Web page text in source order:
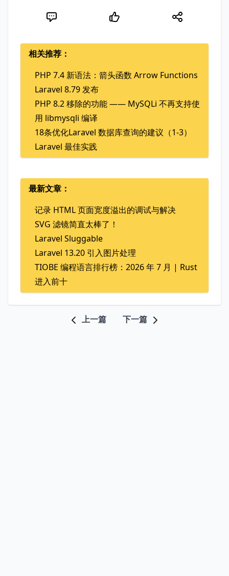
相关推荐：
PHP 7.4 新语法：箭头函数 Arrow Functions
Laravel 8.79 发布
PHP 8.2 移除的功能 —— MySQLi 不再支持使
用 libmysqli 编译
18条优化Laravel 数据库查询的建议（1-3）
Laravel 最佳实践
最新文章：
记录 HTML 页面宽度溢出的调试与解决
SVG 滤镜简直太棒了！
Laravel Sluggable
Laravel 13.20 引入图片处理
TIOBE 编程语言排行榜：2026 年 7 月 | Rust
进入前十
上一篇 下一篇